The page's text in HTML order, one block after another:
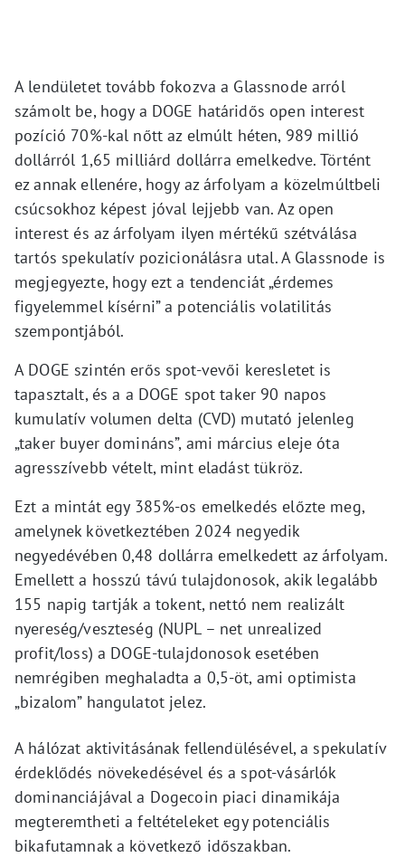
A lendületet tovább fokozva a Glassnode arról
számolt be, hogy a DOGE határidős open interest
pozíció 70%-kal nőtt az elmúlt héten, 989 millió
dollárról 1,65 milliárd dollárra emelkedve. Történt
ez annak ellenére, hogy az árfolyam a közelmúltbeli
csúcsokhoz képest jóval lejjebb van. Az open
interest és az árfolyam ilyen mértékű szétválása
tartós spekulatív pozicionálásra utal. A Glassnode is
megjegyezte, hogy ezt a tendenciát „érdemes
figyelemmel kísérni” a potenciális volatilitás
szempontjából.
A DOGE szintén erős spot-vevői keresletet is
tapasztalt, és a a DOGE spot taker 90 napos
kumulatív volumen delta (CVD) mutató jelenleg
„taker buyer domináns”, ami március eleje óta
agresszívebb vételt, mint eladást tükröz.
Ezt a mintát egy 385%-os emelkedés előzte meg,
amelynek következtében 2024 negyedik
negyedévében 0,48 dollárra emelkedett az árfolyam.
Emellett a hosszú távú tulajdonosok, akik legalább
155 napig tartják a tokent, nettó nem realizált
nyereség/veszteség (NUPL – net unrealized
profit/loss) a DOGE-tulajdonosok esetében
nemrégiben meghaladta a 0,5-öt, ami optimista
„bizalom” hangulatot jelez.
A hálózat aktivitásának fellendülésével, a spekulatív
érdeklődés növekedésével és a spot-vásárlók
dominanciájával a Dogecoin piaci dinamikája
megteremtheti a feltételeket egy potenciális
bikafutamnak a következő időszakban.